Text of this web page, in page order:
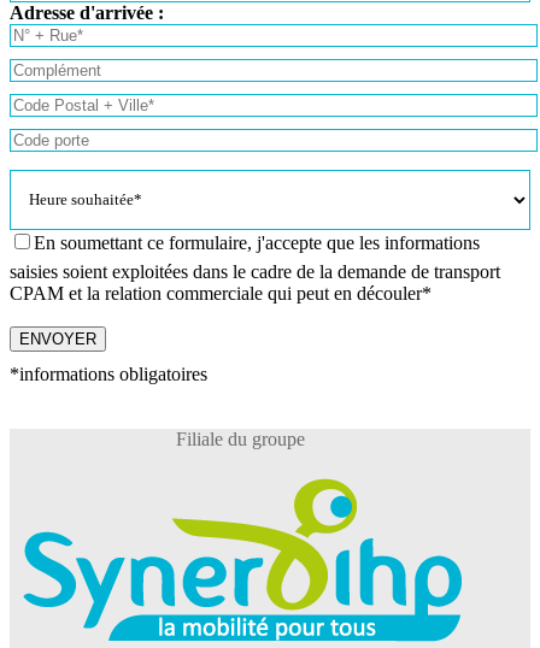
Adresse d'arrivée :
En soumettant ce formulaire, j'accepte que les informations
saisies soient exploitées dans le cadre de la demande de transport
CPAM et la relation commerciale qui peut en découler*
*informations obligatoires
Filiale du groupe